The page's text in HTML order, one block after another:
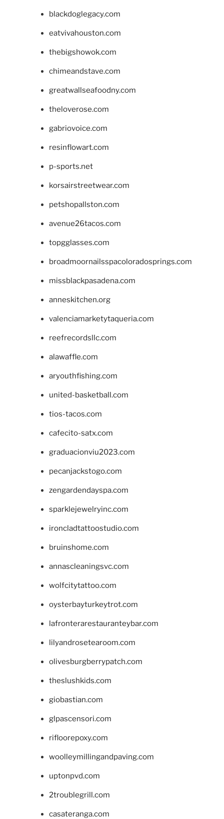
blackdoglegacy.com
eatvivahouston.com
thebigshowok.com
chimeandstave.com
greatwallseafoodny.com
theloverose.com
gabriovoice.com
resinflowart.com
p-sports.net
korsairstreetwear.com
petshopallston.com
avenue26tacos.com
topgglasses.com
broadmoornailsspacoloradosprings.com
missblackpasadena.com
anneskitchen.org
valenciamarketytaqueria.com
reefrecordsllc.com
alawaffle.com
aryouthfishing.com
united-basketball.com
tios-tacos.com
cafecito-satx.com
graduacionviu2023.com
pecanjackstogo.com
zengardendayspa.com
sparklejewelryinc.com
ironcladtattoostudio.com
bruinshome.com
annascleaningsvc.com
wolfcitytattoo.com
oysterbayturkeytrot.com
lafronterarestauranteybar.com
lilyandrosetearoom.com
olivesburgberrypatch.com
theslushkids.com
giobastian.com
glpascensori.com
rifloorepoxy.com
woolleymillingandpaving.com
uptonpvd.com
2troublegrill.com
casateranga.com